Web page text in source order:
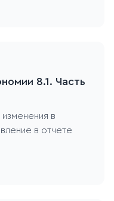
8.1. Часть
в
в отчете